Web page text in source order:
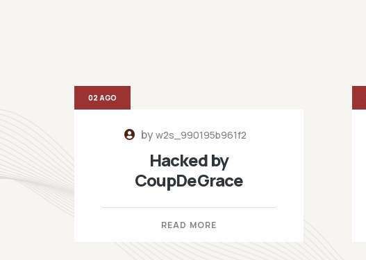
byw2s_990195b961f2
Hacked by
CoupDeGrace
READ MORE
02 AGO